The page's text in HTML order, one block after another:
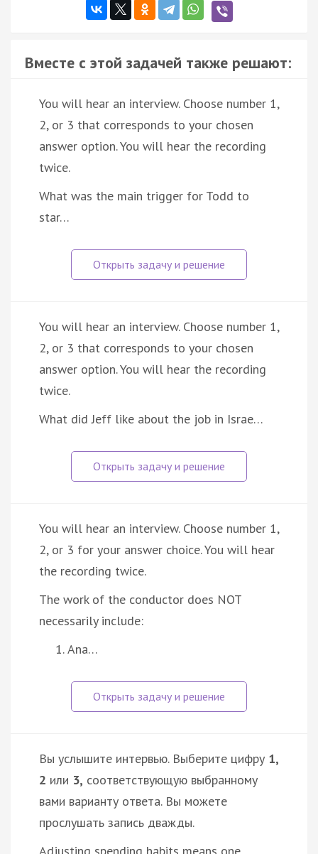
Вместе с этой задачей также решают:
You will hear an interview. Choose number 1,
2, or 3 that corresponds to your chosen
answer option. You will hear the recording
twice.
What was the main trigger for Todd to
star…
You will hear an interview. Choose number 1,
2, or 3 that corresponds to your chosen
answer option. You will hear the recording
twice.
What did Jeff like about the job in Israe…
You will hear an interview. Choose number 1,
2, or 3 for your answer choice. You will hear
the recording twice.
The work of the conductor does NOT
necessarily include:
Ana…
Вы услышите интервью. Выберите цифру 1,
2 или 3, соответствующую выбранному
вами варианту ответа. Вы можете
прослушать запись дважды.
Adjusting spending habits means one